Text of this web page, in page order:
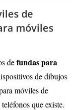
de
móviles
defundas para
de dibujos
móviles de
que existe.